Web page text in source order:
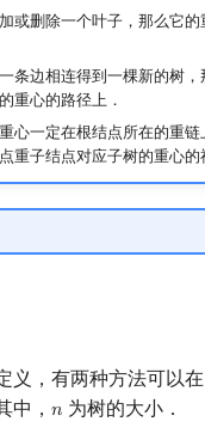
或删除一个叶子，那么它
条边相连得到一棵新的树
重心的路径上．
心一定在根结点所在的重
重子结点对应子树的重心的
义，有两种方法可以在
中， 𝑛
n 为树的大小．